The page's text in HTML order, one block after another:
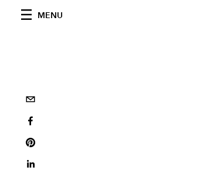
MENU